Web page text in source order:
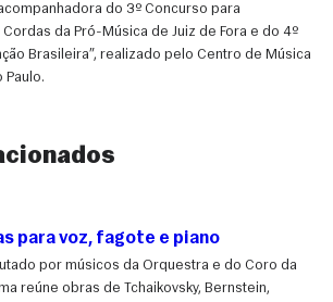
do 3º Concurso para
da Pró-Música de Juiz de Fora e do 4º
Brasileira”, realizado pelo Centro de Música
Paulo.
para voz, fagote e piano
por músicos da Orquestra e do Coro da
reúne obras de Tchaikovsky, Bernstein,